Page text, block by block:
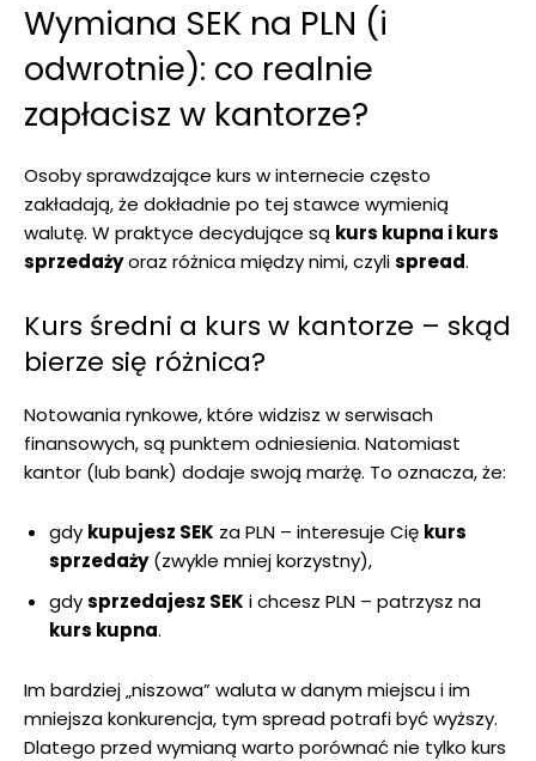
Wymiana SEK na PLN (i
odwrotnie): co realnie
zapłacisz w kantorze?
Osoby sprawdzające kurs w internecie często
zakładają, że dokładnie po tej stawce wymienią
walutę. W praktyce decydujące są kurs kupna i kurs
sprzedażyoraz różnica między nimi, czylispread.
Kurs średni a kurs w kantorze – skąd
bierze się różnica?
Notowania rynkowe, które widzisz w serwisach
finansowych, są punktem odniesienia. Natomiast
kantor (lub bank) dodaje swoją marżę. To oznacza, że:
gdy kupujesz SEK za PLN – interesuje Cię kurs
sprzedaży(zwykle mniej korzystny),
gdysprzedajesz SEK i chcesz PLN – patrzysz na
kurs kupna.
Im bardziej „niszowa” waluta w danym miejscu i im
mniejsza konkurencja, tym spread potrafi być wyższy.
Dlatego przed wymianą warto porównać nie tylko kurs